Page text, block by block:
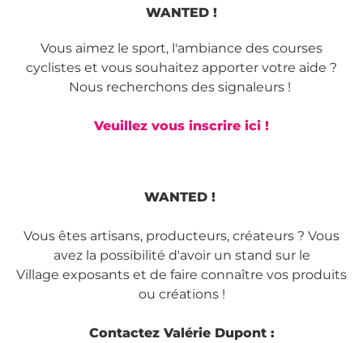
WANTED !
Vous aimez le sport, l'ambiance des courses
cyclistes et vous souhaitez apporter votre aide ?
Nous recherchons des signaleurs !
Veuillez vous inscrire ici !
WANTED !
Vous êtes artisans, producteurs, créateurs ? Vous
avez la possibilité d'avoir un stand sur le
Village exposants et de faire connaître vos produits
ou créations !
Contactez Valérie Dupont :